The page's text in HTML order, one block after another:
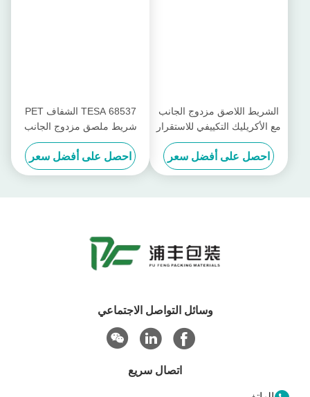
الشريط الفلمي الأسود ذو الأداء
العالي ذو الجانبين المزدوج
شريط TESA 61375 125μm
أسود عالي الأداء مزدوج
الشريط اللاصق مزدوج الجانب